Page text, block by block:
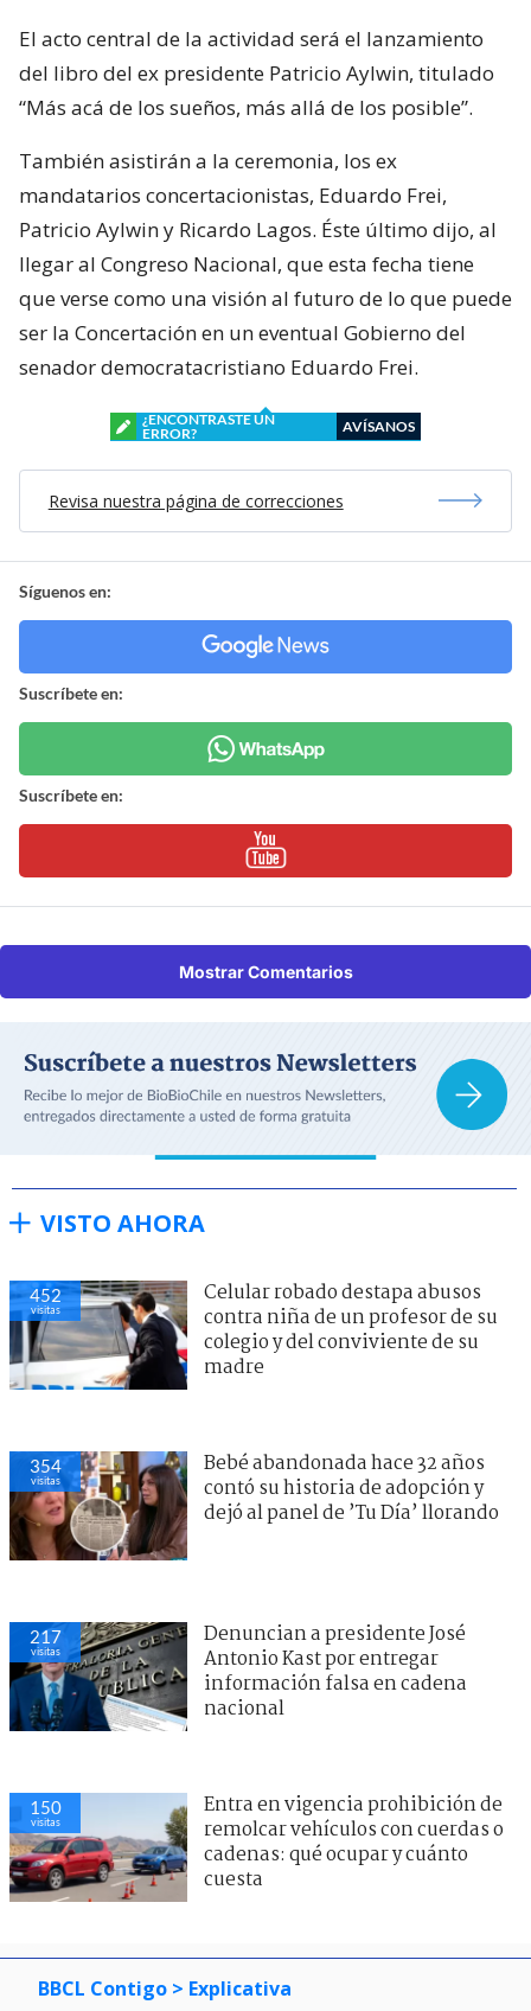
El acto central de la actividad será el lanzamiento
del libro del ex presidente Patricio Aylwin, titulado
“Más acá de los sueños, más allá de los posible”.
También asistirán a la ceremonia, los ex
mandatarios concertacionistas, Eduardo Frei,
Patricio Aylwin y Ricardo Lagos. Éste último dijo, al
llegar al Congreso Nacional, que esta fecha tiene
que verse como una visión al futuro de lo que puede
ser la Concertación en un eventual Gobierno del
senador democratacristiano Eduardo Frei.
¿ENCONTRASTE UN
ERROR?
AVÍSANOS
Revisa nuestra página de correcciones
Síguenos en:
Suscríbete en:
Suscríbete en:
Mostrar Comentarios
VISTO AHORA
452
visitas
Celular robado destapa abusos
contra niña de un profesor de su
colegio y del conviviente de su
madre
354
visitas
Bebé abandonada hace 32 años
contó su historia de adopción y
dejó al panel de ’Tu Día’ llorando
217
visitas
Denuncian a presidente José
Antonio Kast por entregar
información falsa en cadena
nacional
150
visitas
Entra en vigencia prohibición de
remolcar vehículos con cuerdas o
cadenas: qué ocupar y cuánto
cuesta
BBCL Contigo > Explicativa